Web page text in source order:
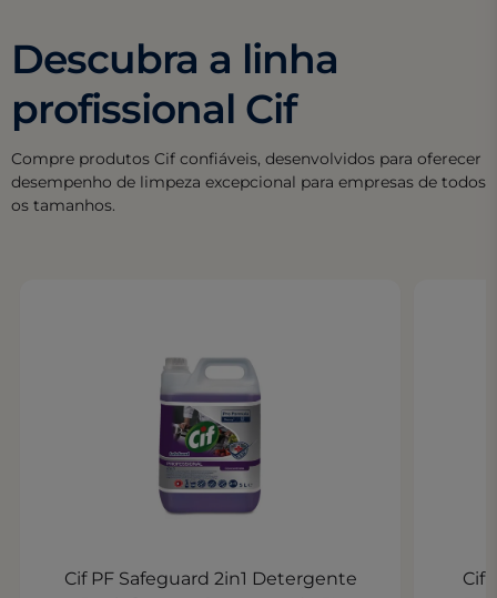
Descubra a linha
profissional Cif
Compre produtos Cif confiáveis, desenvolvidos para oferecer
desempenho de limpeza excepcional para empresas de todos
os tamanhos.
Cif PF Safeguard 2in1 Detergente
Cif